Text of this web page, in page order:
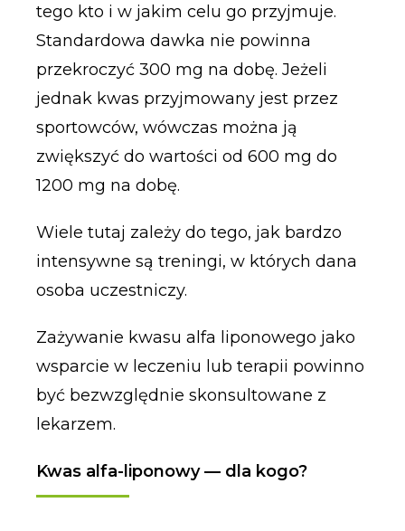
tego kto i w jakim celu go przyjmuje.
Standardowa dawka nie powinna
przekroczyć 300 mg na dobę. Jeżeli
jednak kwas przyjmowany jest przez
sportowców, wówczas można ją
zwiększyć do wartości od 600 mg do
1200 mg na dobę.
Wiele tutaj zależy do tego, jak bardzo
intensywne są treningi, w których dana
osoba uczestniczy.
Zażywanie kwasu alfa liponowego jako
wsparcie w leczeniu lub terapii powinno
być bezwzględnie skonsultowane z
lekarzem.
Kwas alfa-liponowy — dla kogo?